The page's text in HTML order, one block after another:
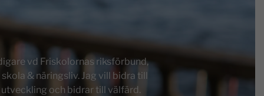
vd Friskolornas riksförbund,
& näringsliv. Jag vill bidra till
och bidrar till välfärd.